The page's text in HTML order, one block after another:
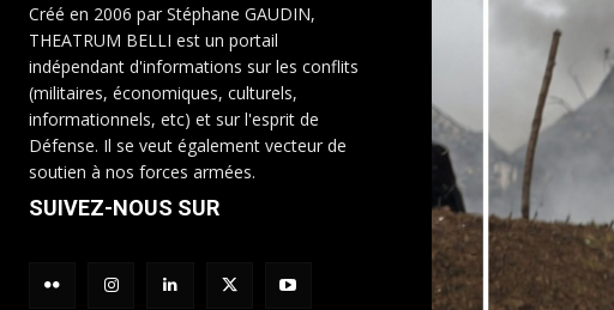
Créé en 2006 par Stéphane GAUDIN,
THEATRUM BELLI est un portail
indépendant d'informations sur les conflits
(militaires, économiques, culturels,
informationnels, etc) et sur l'esprit de
Défense. Il se veut également vecteur de
soutien à nos forces armées.
SUIVEZ-NOUS SUR